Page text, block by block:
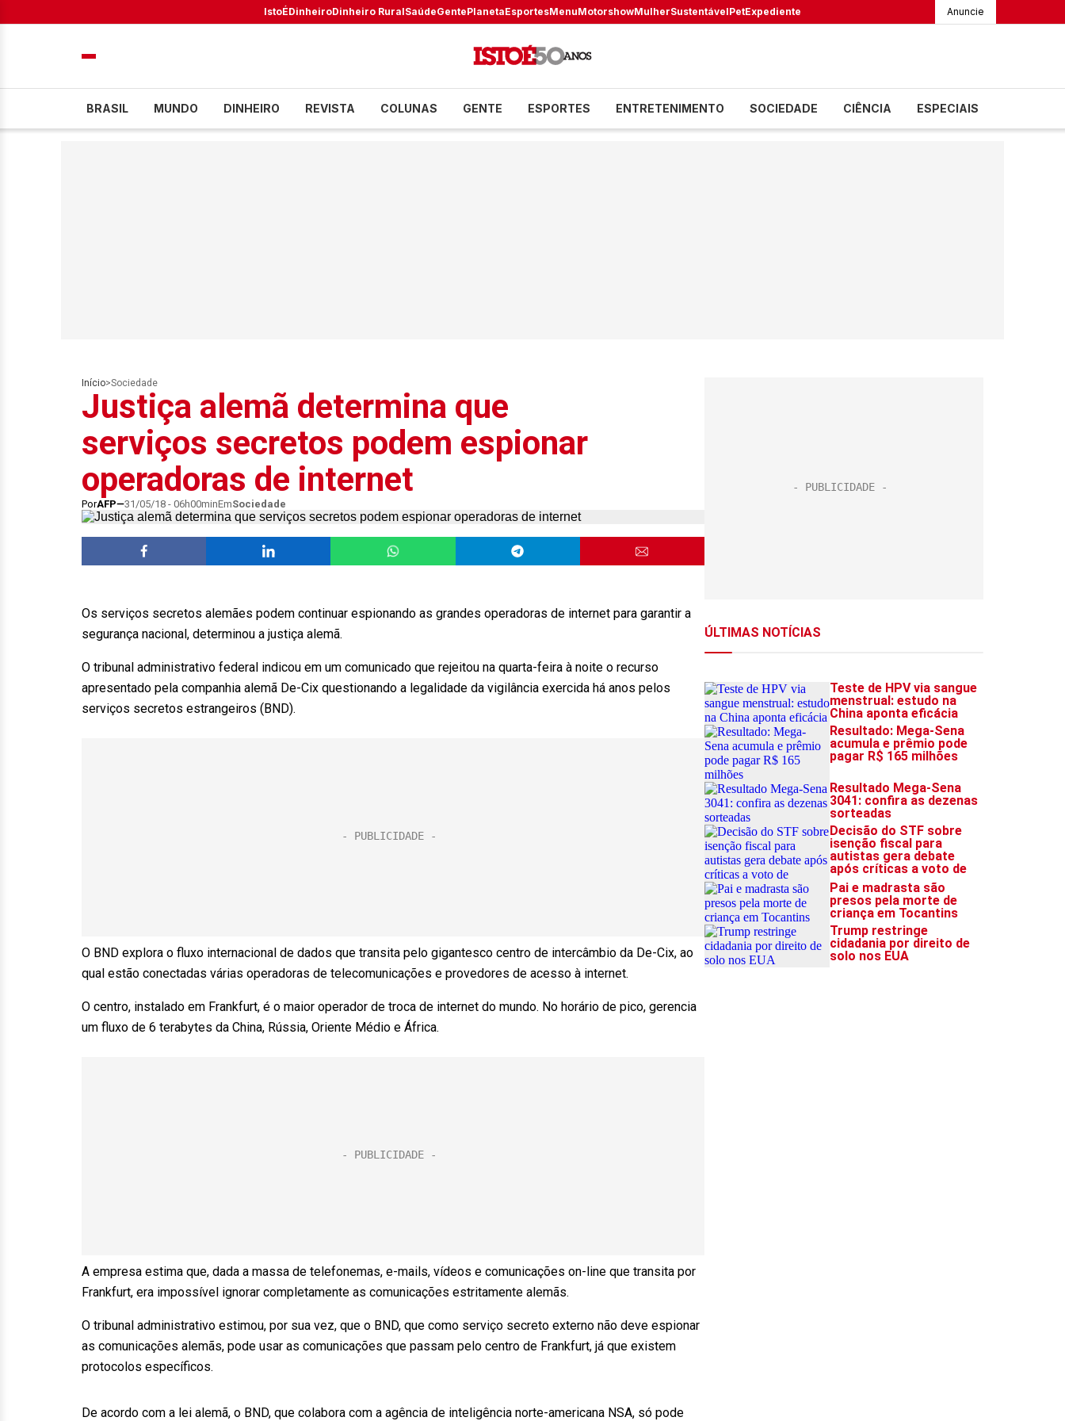
IstoÉDinheiroDinheiro RuralSaúdeGentePlanetaEsportesMenuMotorshowMulherSustentávelPetExpediente Anuncie
BRASIL MUNDO DINHEIRO REVISTA COLUNAS GENTE ESPORTES ENTRETENIMENTO SOCIEDADE CIÊNCIA ESPECIAIS
Início>Sociedade
Justiça alemã determina que
serviços secretos podem espionar
operadoras de internet
PorAFP 31/05/18 - 06h00minEmSociedade
Os serviços secretos alemães podem continuar espionando as grandes operadoras de internet para garantir a
segurança nacional, determinou a justiça alemã.
O tribunal administrativo federal indicou em um comunicado que rejeitou na quarta-feira à noite o recurso
apresentado pela companhia alemã De-Cix questionando a legalidade da vigilância exercida há anos pelos
serviços secretos estrangeiros (BND).
O BND explora o fluxo internacional de dados que transita pelo gigantesco centro de intercâmbio da De-Cix, ao
qual estão conectadas várias operadoras de telecomunicações e provedores de acesso à internet.
O centro, instalado em Frankfurt, é o maior operador de troca de internet do mundo. No horário de pico, gerencia
um fluxo de 6 terabytes da China, Rússia, Oriente Médio e África.
A empresa estima que, dada a massa de telefonemas, e-mails, vídeos e comunicações on-line que transita por
Frankfurt, era impossível ignorar completamente as comunicações estritamente alemãs.
O tribunal administrativo estimou, por sua vez, que o BND, que como serviço secreto externo não deve espionar
as comunicações alemãs, pode usar as comunicações que passam pelo centro de Frankfurt, já que existem
protocolos específicos.
De acordo com a lei alemã, o BND, que colabora com a agência de inteligência norte-americana NSA, só pode